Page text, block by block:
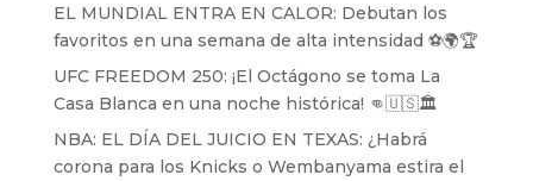
EL MUNDIAL ENTRA EN CALOR: Debutan los
favoritos en una semana de alta intensidad ⚽️🌍🏆
UFC FREEDOM 250: ¡El Octágono se toma La
Casa Blanca en una noche histórica! 👊🇺🇸🏛️
NBA: EL DÍA DEL JUICIO EN TEXAS: ¿Habrá
corona para los Knicks o Wembanyama estira el